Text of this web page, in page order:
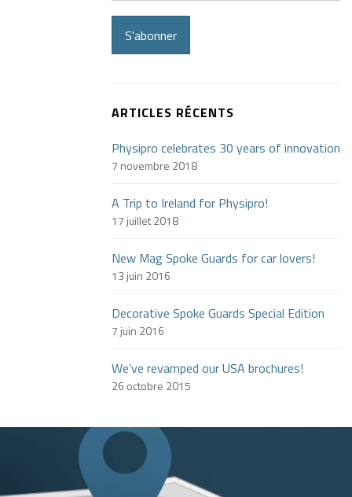
S'abonner
ARTICLES RÉCENTS
Physipro celebrates 30 years of innovation
7 novembre 2018
A Trip to Ireland for Physipro!
17 juillet 2018
New Mag Spoke Guards for car lovers!
13 juin 2016
Decorative Spoke Guards Special Edition
7 juin 2016
We’ve revamped our USA brochures!
26 octobre 2015